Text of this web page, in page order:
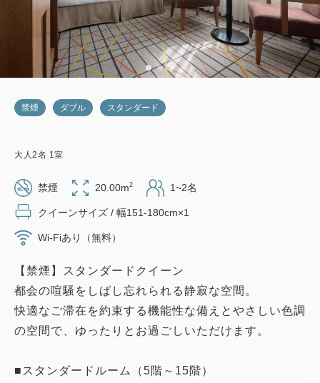
禁煙 ダブル スタンダード
大人 2名 1 室
禁煙 20.00m2 1~2名
クイーンサイズ / 幅151-180cm×1
Wi-Fiあり（無料）
【禁煙】スタンダードクイーン
都会の喧騒をしばし忘れられる静寂な空間。
快適なご滞在を約束する機能性な備えとやさしい色調
の空間で、ゆったりとお過ごしいただけます。
■スタンダードルーム（5階～15階）